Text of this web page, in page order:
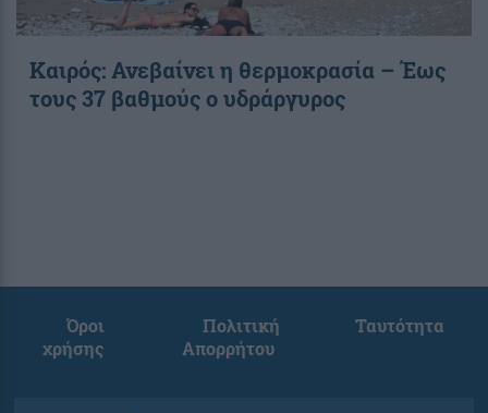
Καιρός: Ανεβαίνει η θερμοκρασία – Έως
τους 37 βαθμούς ο υδράργυρος
Όροι
χρήσης
Πολιτική
Απορρήτου
Ταυτότητα